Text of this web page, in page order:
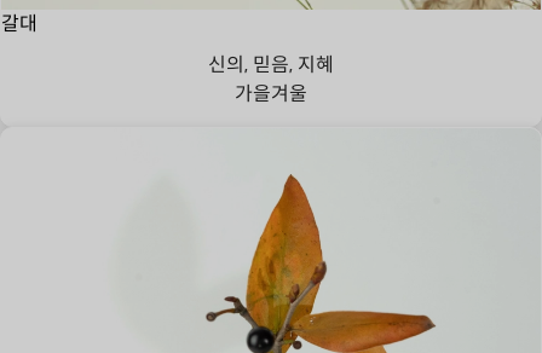
갈대
신의, 믿음, 지혜
가을겨울